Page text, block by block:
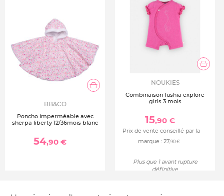
BB&CO
Poncho imperméable avec
sherpa liberty 12/36mois blanc
54,90 €
NOUKIES
Combinaison fushia explore
girls 3 mois
15,90 €
Prix de vente conseillé par la
marque : 27,90 €
Plus que 1 avant rupture
définitive